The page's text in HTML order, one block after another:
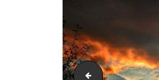
Blach-Fish-Groundbait